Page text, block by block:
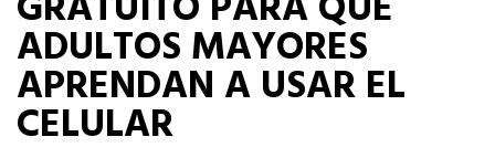
ADULTOS MAYORES
APRENDAN A USAR EL
CELULAR